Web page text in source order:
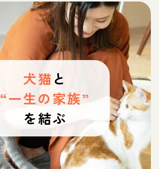
犬猫 と
“一生の家族”
を結ぶ